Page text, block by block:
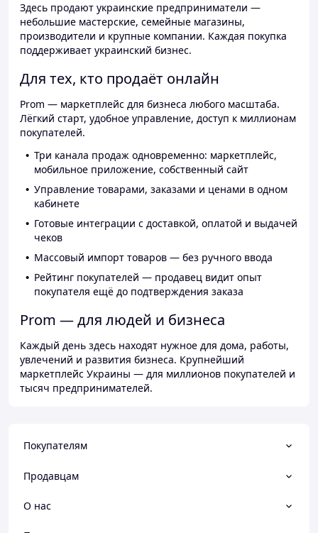
Здесь продают украинские предприниматели —
небольшие мастерские, семейные магазины,
производители и крупные компании. Каждая покупка
поддерживает украинский бизнес.
Для тех, кто продаёт онлайн
Prom — маркетплейс для бизнеса любого масштаба.
Лёгкий старт, удобное управление, доступ к миллионам
покупателей.
Три канала продаж одновременно: маркетплейс,
мобильное приложение, собственный сайт
Управление товарами, заказами и ценами в одном
кабинете
Готовые интеграции с доставкой, оплатой и выдачей
чеков
Массовый импорт товаров — без ручного ввода
Рейтинг покупателей — продавец видит опыт
покупателя ещё до подтверждения заказа
Prom — для людей и бизнеса
Каждый день здесь находят нужное для дома, работы,
увлечений и развития бизнеса. Крупнейший
маркетплейс Украины — для миллионов покупателей и
тысяч предпринимателей.
Покупателям
Продавцам
О нас